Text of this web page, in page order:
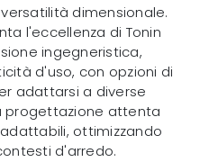
dimensionale.
l'eccellenza di Tonin
ingegneristica,
d'uso, con opzioni di
adattarsi a diverse
progettazione attenta
ottimizzando
d'arredo.